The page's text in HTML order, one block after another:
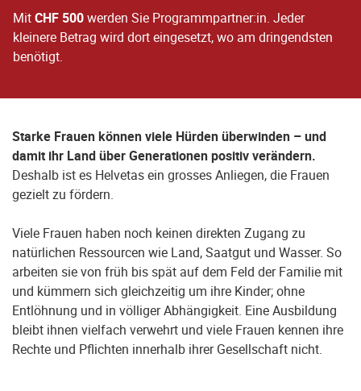
MitCHF 500werden Sie Programmpartner:in. Jeder
kleinere Betrag wird dort eingesetzt, wo am dringendsten
benötigt.
Starke Frauen können viele Hürden überwinden – und
damit ihr Land über Generationen positiv verändern.
Deshalb ist es Helvetas ein grosses Anliegen, die Frauen
gezielt zu fördern.
Viele Frauen haben noch keinen direkten Zugang zu
natürlichen Ressourcen wie Land, Saatgut und Wasser. So
arbeiten sie von früh bis spät auf dem Feld der Familie mit
und kümmern sich gleichzeitig um ihre Kinder; ohne
Entlöhnung und in völliger Abhängigkeit. Eine Ausbildung
bleibt ihnen vielfach verwehrt und viele Frauen kennen ihre
Rechte und Pflichten innerhalb ihrer Gesellschaft nicht.